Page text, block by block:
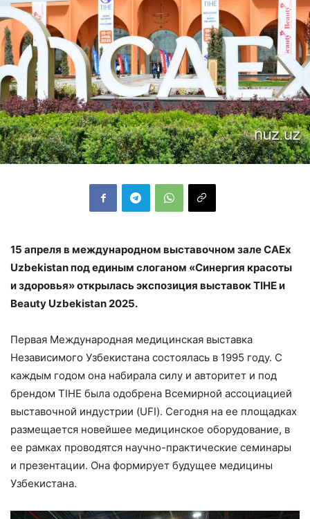
15 апреля в международном выставочном зале САЕx
Uzbekistan под единым слоганом «Синергия красоты
и здоровья» открылась экспозиция выставок TIHE и
Beauty Uzbekistan 2025.
Первая Международная медицинская выставка
Независимого Узбекистана состоялась в 1995 году. С
каждым годом она набирала силу и авторитет и под
брендом TIHE была одобрена Всемирной ассоциацией
выставочной индустрии (UFI). Сегодня на ее площадках
размещается новейшее медицинское оборудование, в
ее рамках проводятся научно-практические семинары
и презентации. Она формирует будущее медицины
Узбекистана.